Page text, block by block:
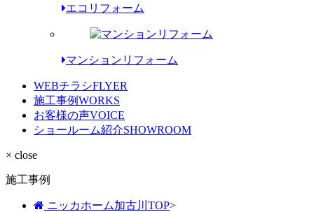
エコリフォーム
マンションリフォーム
WEBチラシFLYER
施工事例WORKS
お客様の声VOICE
ショールーム紹介SHOWROOM
× close
施工事例
ニッカホーム加古川TOP>